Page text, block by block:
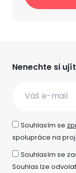
Nenechte si
Souhlasím se
spolupráce na
Souhlasím se
Souhlas lze